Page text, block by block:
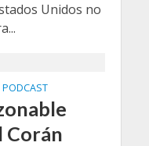
Unidos no
PODCAST
Corán